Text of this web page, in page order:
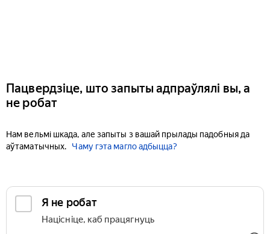
Пацвердзіце, што запыты адпраўлялі вы, а
не робат
Нам вельмі шкада, але запыты з вашай прылады падобныя да
аўтаматычных.
Чаму гэта магло адбыцца?
Я не робат
Націсніце, каб працягнуць